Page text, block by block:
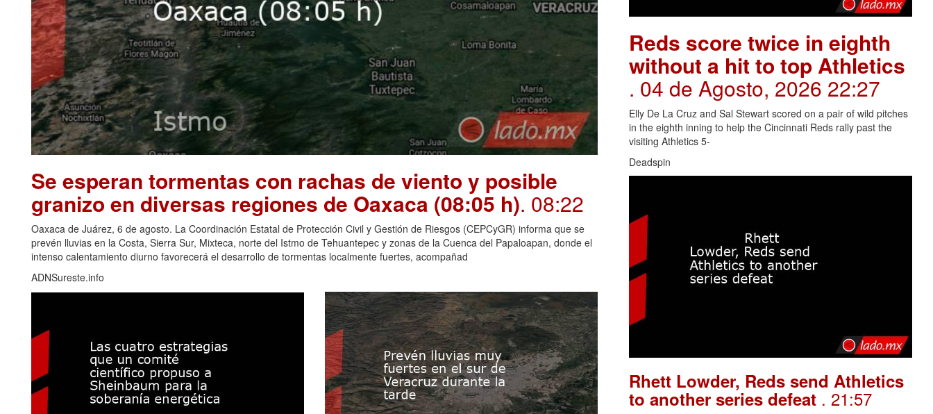
Se esperan tormentas con rachas de viento y posible
granizo en diversas regiones de Oaxaca (08:05 h). 08:22
Oaxaca de Juárez, 6 de agosto. La Coordinación Estatal de Protección Civil y Gestión de Riesgos (CEPCyGR) informa que se
prevén lluvias en la Costa, Sierra Sur, Mixteca, norte del Istmo de Tehuantepec y zonas de la Cuenca del Papaloapan, donde el
intenso calentamiento diurno favorecerá el desarrollo de tormentas localmente fuertes, acompañad
ADNSureste.info
Reds score twice in eighth
without a hit to top Athletics
. 04 de Agosto, 2026 22:27
Elly De La Cruz and Sal Stewart scored on a pair of wild pitches
in the eighth inning to help the Cincinnati Reds rally past the
visiting Athletics 5-
Deadspin
Rhett Lowder, Reds send Athletics
to another series defeat . 21:57